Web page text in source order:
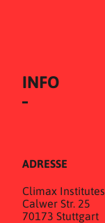
INFO
ADRESSE
Climax Institutes
Calwer Str. 25
70173 Stuttgart